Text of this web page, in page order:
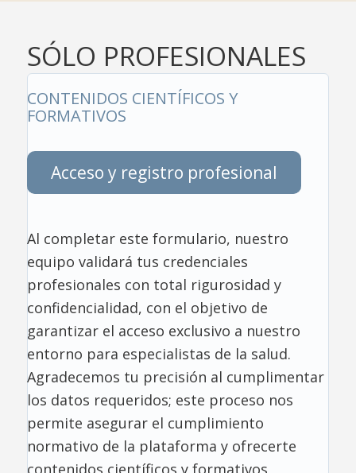
SÓLO PROFESIONALES
CONTENIDOS CIENTÍFICOS Y
FORMATIVOS
Acceso y registro profesional
Al completar este formulario, nuestro
equipo validará tus credenciales
profesionales con total rigurosidad y
confidencialidad, con el objetivo de
garantizar el acceso exclusivo a nuestro
entorno para especialistas de la salud.
Agradecemos tu precisión al cumplimentar
los datos requeridos; este proceso nos
permite asegurar el cumplimiento
normativo de la plataforma y ofrecerte